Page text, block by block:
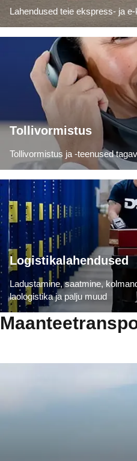
Lahendused teie ekspress- ja
Tollivormistus
Tollivormistus ja -teenused
Logistikalahendused
Ladustamine, saatmine,
laologistika ja palju muud